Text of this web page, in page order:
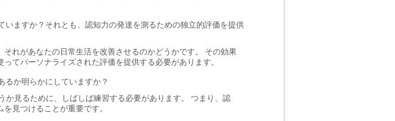
ますか？それとも、認知力の発達を測るための独立的評価を提供
れがあなたの日常生活を改善させるのかどうかです。 その効果
てパーソナライズされた評価を提供する必要があります。
るか明らかにしていますか？
見るために、しばしば練習する必要があります。 つまり、認
見つけることが重要です。